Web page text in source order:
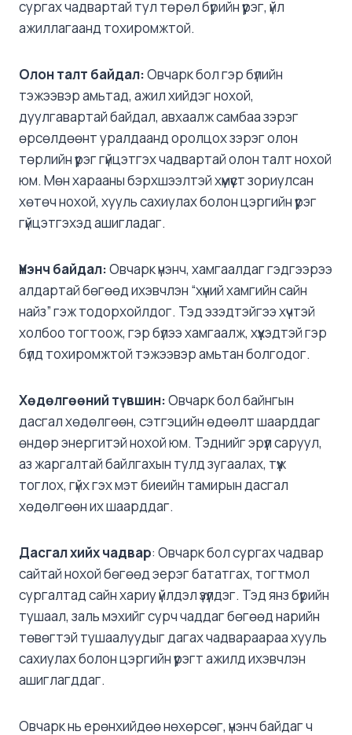
сургах чадвартай тул төрөл бүрийн үүрэг, үйл
ажиллагаанд тохиромжтой.
Олонталт байдал:Овчарк бол гэр бүлийн
тэжээвэр амьтад, ажил хийдэг нохой,
дуулгавартай байдал, авхаалж самбаа зэрэг
өрсөлдөөнт уралдаанд оролцох зэрэг олон
төрлийн үүрэг гүйцэтгэх чадвартай олон талт нохой
юм. Мөн харааны бэрхшээлтэй хүмүүст зориулсан
хөтөч нохой, хууль сахиулах болон цэргийн үүрэг
гүйцэтгэхэд ашигладаг.
Үнэнч байдал:Овчарк үнэнч, хамгаалдаг гэдгээрээ
алдартай бөгөөд ихэвчлэн “хүний ​​хамгийн сайн
найз” гэж тодорхойлдог. Тэд эзэдтэйгээ хүчтэй
холбоо тогтоож, гэр бүлээ хамгаалж, хүүхэдтэй гэр
бүлд тохиромжтой тэжээвэр амьтан болгодог.
Хөдөлгөөний түвшин:Овчарк бол байнгын
дасгал хөдөлгөөн, сэтгэцийн өдөөлт шаарддаг
өндөр энергитэй нохой юм. Тэднийг эрүүл саруул,
аз жаргалтай байлгахын тулд зугаалах, түүж
тоглох, гүйх гэх мэт биеийн тамирын дасгал
хөдөлгөөн их шаарддаг.
Дасгалхийх чадвар: Овчарк бол сургах чадвар
сайтай нохой бөгөөд эерэг бататгах, тогтмол
сургалтад сайн хариу үйлдэл үзүүлдэг. Тэд янз бүрийн
тушаал, заль мэхийг сурч чаддаг бөгөөд нарийн
төвөгтэй тушаалуудыг дагах чадвараараа хууль
сахиулах болон цэргийн үүрэгт ажилд ихэвчлэн
ашиглагддаг.
Овчарк нь ерөнхийдөө нөхөрсөг, үнэнч байдаг ч